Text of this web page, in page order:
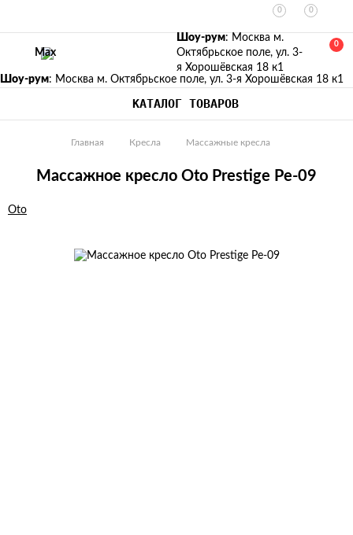
0 0
Max
Шоу-рум: Москва м.
Октябрьское поле, ул. 3-
я Хорошёвская 18 к1
0
Шоу-рум: Москва м. Октябрьское поле, ул. 3-я Хорошёвская 18 к1
КАТАЛОГ ТОВАРОВ
Главная Кресла Массажные кресла
Массажное кресло Oto Prestige Pe-09
Изображения
Oto